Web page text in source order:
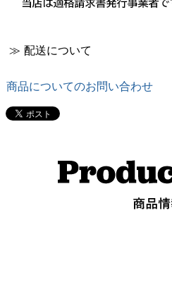
≫ 配送について
商品についてのお問い合わせ